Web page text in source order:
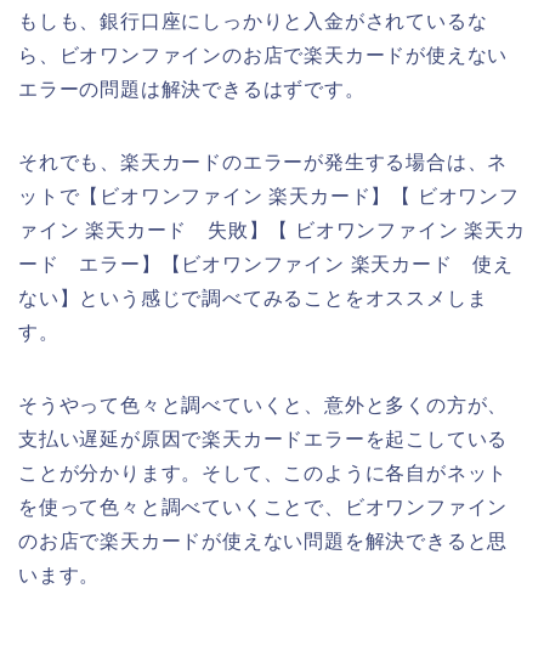
もしも、銀行口座にしっかりと入金がされているな
ら、ビオワンファインのお店で楽天カードが使えない
エラーの問題は解決できるはずです。
それでも、楽天カードのエラーが発生する場合は、ネ
ットで【ビオワンファイン 楽天カード】【 ビオワンフ
ァイン 楽天カード 失敗】【 ビオワンファイン 楽天カ
ード エラー】【ビオワンファイン 楽天カード 使え
ない】という感じで調べてみることをオススメしま
す。
そうやって色々と調べていくと、意外と多くの方が、
支払い遅延が原因で楽天カードエラーを起こしている
ことが分かります。そして、このように各自がネット
を使って色々と調べていくことで、ビオワンファイン
のお店で楽天カードが使えない問題を解決できると思
います。